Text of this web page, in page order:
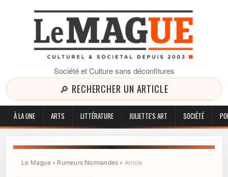
Société et Culture sans déconfitures
🔎 RECHERCHER UN ARTICLE
À LA UNE ARTS LITTÉRATURE JULIETTE'S ART SOCIÉTÉ
Le Mague» Rumeurs Normandes » Article